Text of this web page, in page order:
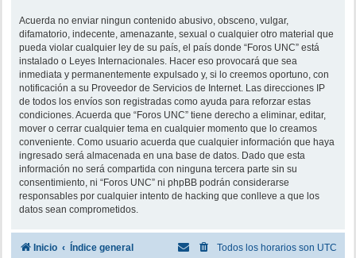
Acuerda no enviar ningun contenido abusivo, obsceno, vulgar,
difamatorio, indecente, amenazante, sexual o cualquier otro material que
pueda violar cualquier ley de su país, el país donde “Foros UNC” está
instalado o Leyes Internacionales. Hacer eso provocará que sea
inmediata y permanentemente expulsado y, si lo creemos oportuno, con
notificación a su Proveedor de Servicios de Internet. Las direcciones IP
de todos los envíos son registradas como ayuda para reforzar estas
condiciones. Acuerda que “Foros UNC” tiene derecho a eliminar, editar,
mover o cerrar cualquier tema en cualquier momento que lo creamos
conveniente. Como usuario acuerda que cualquier información que haya
ingresado será almacenada en una base de datos. Dado que esta
información no será compartida con ninguna tercera parte sin su
consentimiento, ni “Foros UNC” ni phpBB podrán considerarse
responsables por cualquier intento de hacking que conlleve a que los
datos sean comprometidos.
Inicio Índice general Todos los horarios son UTC